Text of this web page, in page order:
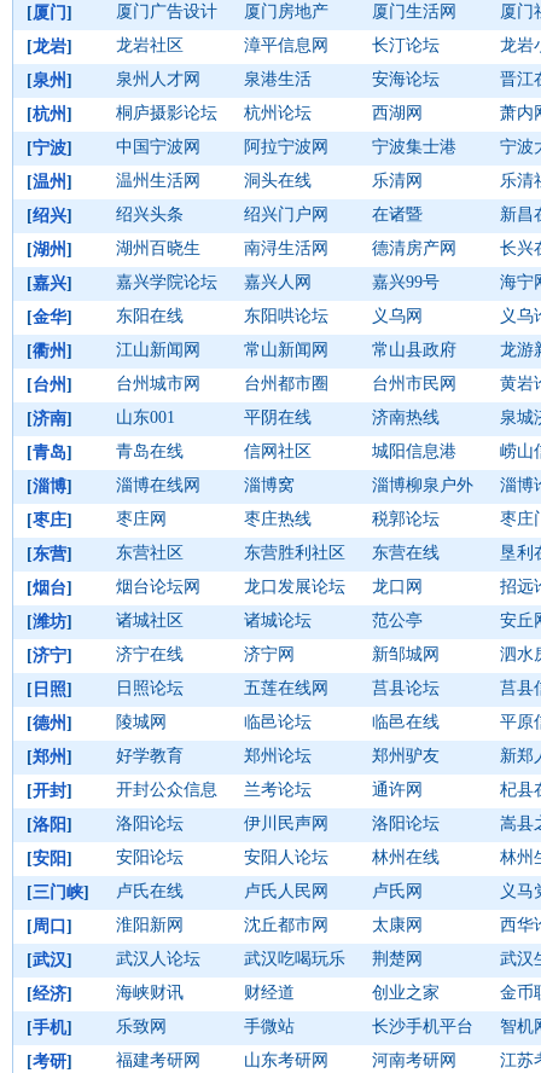
[厦门] 厦门广告设计 厦门房地产 厦门生活网
厦门
[龙岩] 龙岩社区 漳平信息网 长汀论坛
龙岩
[泉州] 泉州人才网 泉港生活 安海论坛
晋江
[杭州] 桐庐摄影论坛 杭州论坛 西湖网
萧内
[宁波] 中国宁波网 阿拉宁波网 宁波集士港
宁波
[温州] 温州生活网 洞头在线 乐清网
乐清
[绍兴] 绍兴头条 绍兴门户网 在诸暨
新昌
[湖州] 湖州百晓生 南浔生活网 德清房产网
长兴
[嘉兴] 嘉兴学院论坛 嘉兴人网 嘉兴99号
海宁
[金华] 东阳在线 东阳哄论坛 义乌网
义乌
[衢州] 江山新闻网 常山新闻网 常山县政府
龙游
[台州] 台州城市网 台州都市圈 台州市民网
黄岩
[济南] 山东001 平阴在线 济南热线
泉城
[青岛] 青岛在线 信网社区 城阳信息港
崂山
[淄博] 淄博在线网 淄博窝 淄博柳泉户外
淄博
[枣庄] 枣庄网 枣庄热线 税郭论坛
枣庄
[东营] 东营社区 东营胜利社区 东营在线
垦利
[烟台] 烟台论坛网 龙口发展论坛 龙口网
招远
[潍坊] 诸城社区 诸城论坛 范公亭
安丘
[济宁] 济宁在线 济宁网 新邹城网
泗水
[ 日照] 日照论坛 五莲在线网 莒县论坛
莒县
[德州] 陵城网 临邑论坛 临邑在线
平原
[郑州] 好学教育 郑州论坛 郑州驴友
新郑
[开封] 开封公众信息 兰考论坛 通许网
杞县
[洛阳] 洛阳论坛 伊川民声网 洛阳论坛
嵩县
[安阳] 安阳论坛 安阳人论坛 林州在线
林州
[三门峡] 卢氏在线 卢氏人民网 卢氏网
义马
[周口 ] 淮阳新网 沈丘都市网 太康网
西华
[武汉] 武汉人论坛 武汉吃喝玩乐 荆楚网
武汉
[经济] 海峡财讯 财经道 创业之家
金币
[手机] 乐致网 手微站 长沙手机平台
智机
[考研] 福建考研网 山东考研网 河南考研网 江苏